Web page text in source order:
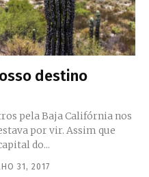
destino
pela Baja Califórnia nos
por vir. Assim que
do...
31, 2017